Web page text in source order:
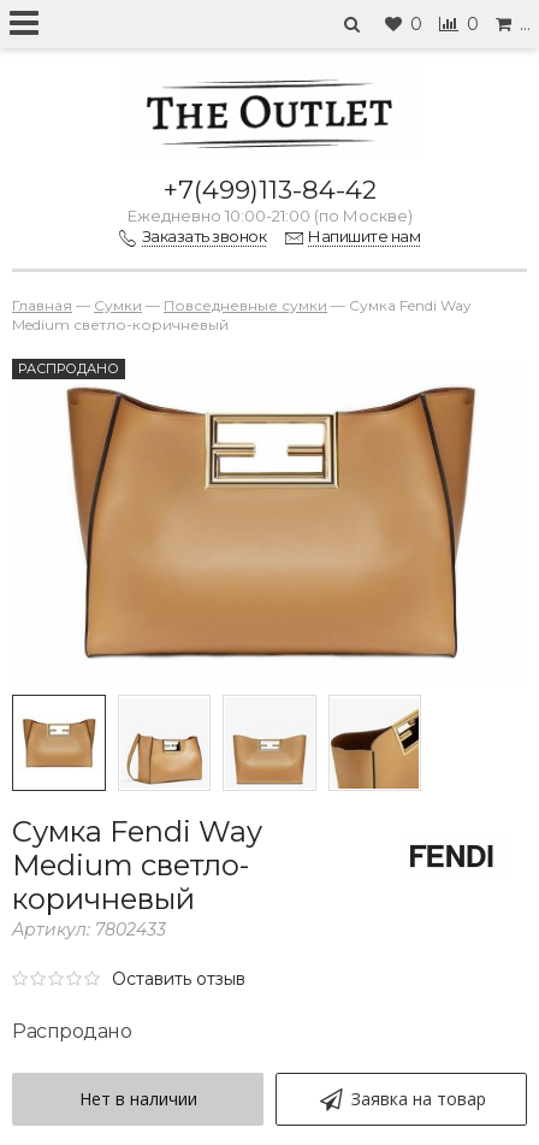
0 0 …
+7(499)113-84-42
Ежедневно 10:00-21:00 (по Москве)
Заказать звонок
Напишите нам
Главная — Сумки — Повседневные сумки — Сумка Fendi Way
Medium светло-коричневый
РАСПРОДАНО
Сумка Fendi Way
Medium светло-
коричневый
Артикул: 7802433
Оставить отзыв
Распродано
Нет в наличии Заявка на товар